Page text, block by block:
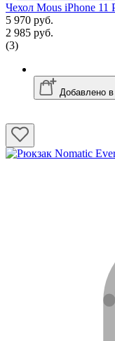
Чехол Mous iPhone 11
5 970 руб.
2 985 руб.
(3)
Добавлено